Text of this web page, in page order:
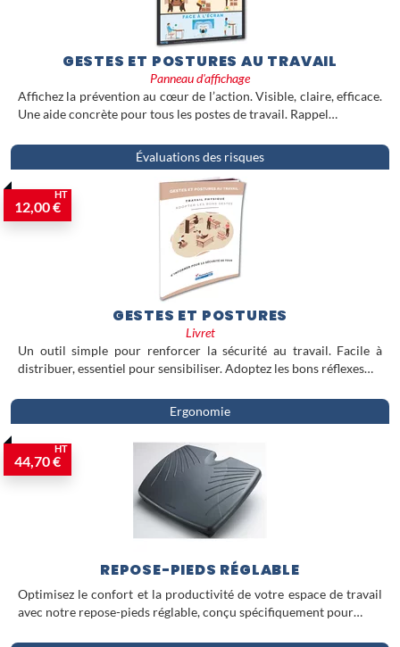
GESTES ET POSTURES AU TRAVAIL
Panneau d'affichage
Affichez la prévention au cœur de l’action. Visible, claire, efficace.
Une aide concrète pour tous les postes de travail. Rappel…
Évaluations des risques
12,00 €
HT
GESTES ET POSTURES
Livret
Un outil simple pour renforcer la sécurité au travail. Facile à
distribuer, essentiel pour sensibiliser. Adoptez les bons réflexes…
Ergonomie
44,70 €
HT
REPOSE-PIEDS RÉGLABLE
Optimisez le confort et la productivité de votre espace de travail
avec notre repose-pieds réglable, conçu spécifiquement pour…